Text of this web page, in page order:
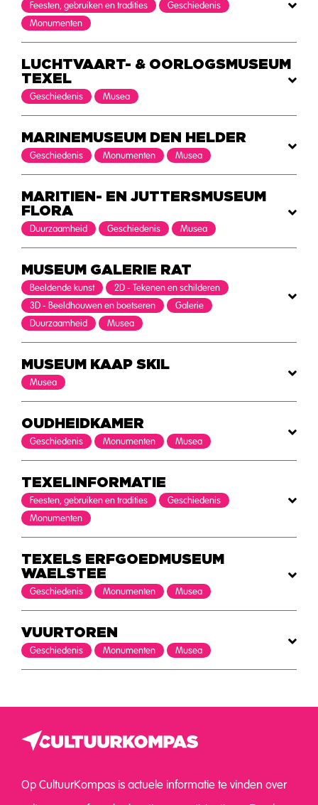
Feesten, gebruiken en tradities
Geschiedenis
Monumenten
LUCHTVAART- & OORLOGSMUSEUM
TEXEL
Geschiedenis Musea
MARINEMUSEUM DEN HELDER
Geschiedenis Monumenten Musea
MARITIEN- EN JUTTERSMUSEUM
FLORA
Duurzaamheid Geschiedenis Musea
MUSEUM GALERIE RAT
Beeldende kunst
2D - Tekenen en schilderen
3D - Beeldhouwen en boetseren
Galerie
Duurzaamheid
Musea
MUSEUM KAAP SKIL
Musea
OUDHEIDKAMER
Geschiedenis Monumenten Musea
TEXELINFORMATIE
Feesten, gebruiken en tradities
Geschiedenis
Monumenten
TEXELS ERFGOEDMUSEUM
WAELSTEE
Geschiedenis Monumenten Musea
VUURTOREN
Geschiedenis Monumenten Musea
Op CultuurKompas is actuele informatie te vinden over